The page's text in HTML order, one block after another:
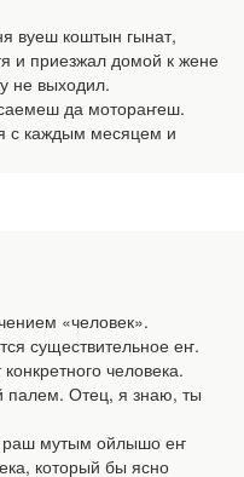
вуеш коштын гынат,
и приезжал домой к жене
не выходил.
да мотораҥеш.
с каждым месяцем и
«человек».
существительное еҥ.
человека.
палем. Отец, я знаю, ты
раш мутым ойлышо еҥ
который бы ясно